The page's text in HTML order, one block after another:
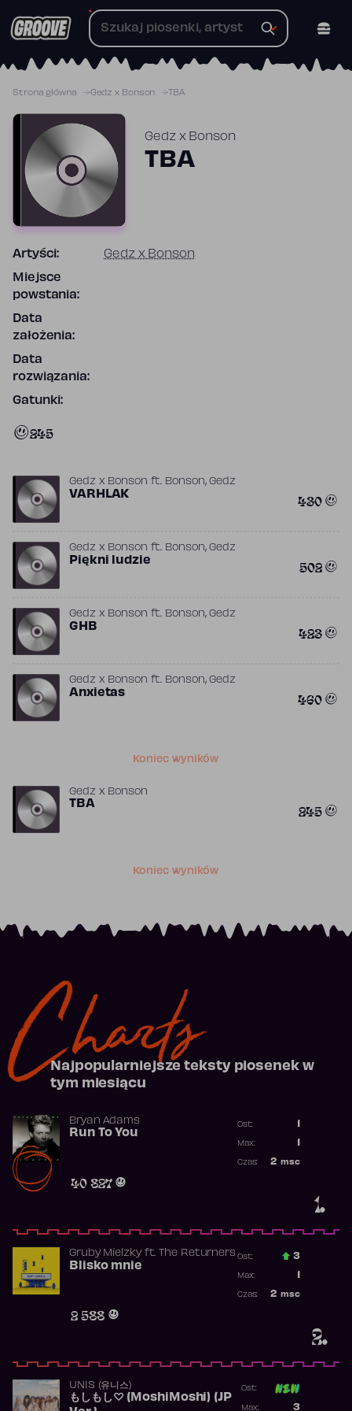
do
Strona główna Gedz x Bonson TBA
Gedz x Bonson
TBA
Artyści: Gedz x Bonson
Miejsce
powstania:
Data
założenia:
Data
rozwiązania:
Gatunki:
245
Gedz x Bonson ft. Bonson,Gedz
VARHLAK 430
Gedz x Bonson ft. Bonson,Gedz
Piękni ludzie 502
Gedz x Bonson ft. Bonson,Gedz
GHB 423
Gedz x Bonson ft. Bonson,Gedz
Anxietas 460
Koniec wyników
Gedz x Bonson
TBA 245
Koniec wyników
Charts
Najpopularniejsze teksty piosenek w
tym miesiącu
1.
Bryan Adams
Run To You
40 827
Ost.:
Max:
2 msc
Czas:
2.
Gruby Mielzkyft. The Returners
Blisko mnie
2 588
Ost.: 3
Max:
2 msc
Czas:
UNIS (유니스)
もしもし♡ (MoshiMoshi) (JP
Ost:
3
Max: